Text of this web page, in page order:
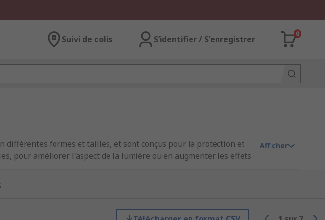
Suivi de colis S’identifier / S'enregistrer
0
différentes formes et tailles, et sont conçus pour la protection et
pour améliorer l'aspect de la lumière ou en augmenter les effets
uniforme. Les couvercles de protection sont conçus pour
permet de limiter les risques de sécurité, tels que les
Afficher